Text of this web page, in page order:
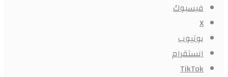
فيسبوك
X
يوتيوب
انستقرام
‫TikTok